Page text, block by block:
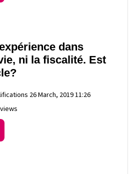
dans
ni la fiscalité. Est
26 March, 2019 11:26